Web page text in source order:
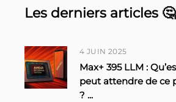
Les derniers articles 🤔
4 JUIN 2025
Max+ 395 LLM :
peut attendre de ce
? ...